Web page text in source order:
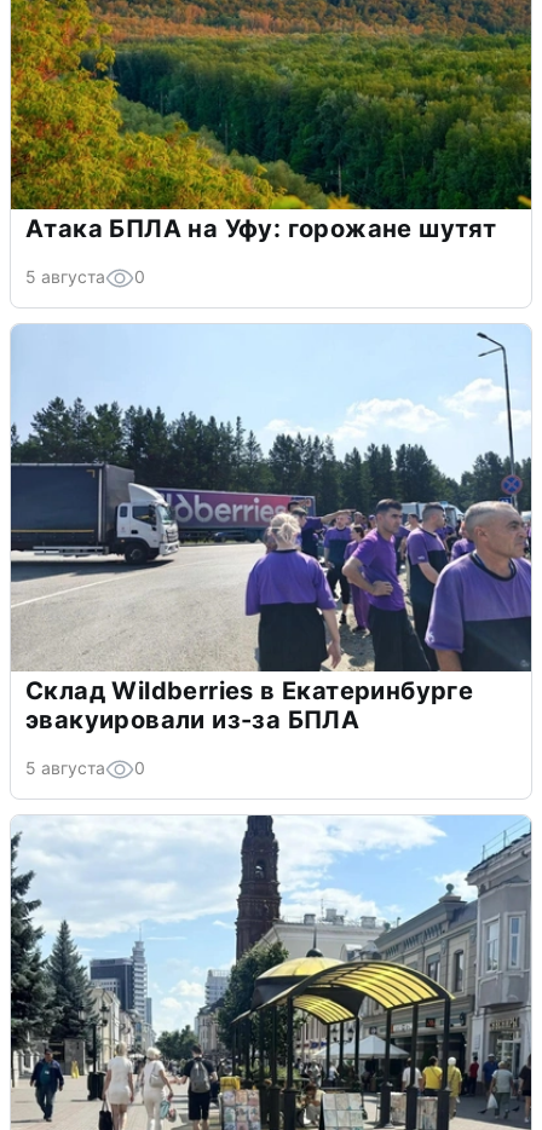
Атака БПЛА на Уфу: горожане шутят
5 августа 0
Склад Wildberries в Екатеринбурге
эвакуировали из-за БПЛА
5 августа 0